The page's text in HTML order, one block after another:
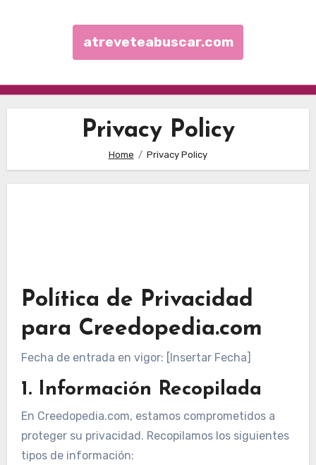
atreveteabuscar.com
Privacy Policy
Home Privacy Policy
Política de Privacidad
para Creedopedia.com
Fecha de entrada en vigor: [Insertar Fecha]
1. Información Recopilada
En Creedopedia.com, estamos comprometidos a
proteger su privacidad. Recopilamos los siguientes
tipos de información: